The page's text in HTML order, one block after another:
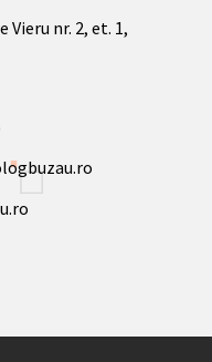
Vieru nr. 2, et. 1,